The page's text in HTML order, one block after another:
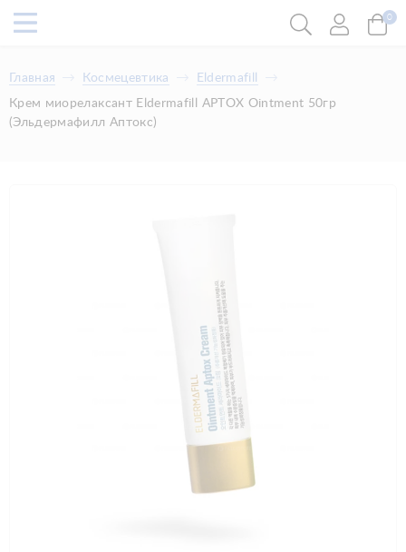
0
Главная Космецевтика
Eldermafill
Крем миорелаксант Eldermafill APTOX Ointment 50гр
(Эльдермафилл Аптокс)